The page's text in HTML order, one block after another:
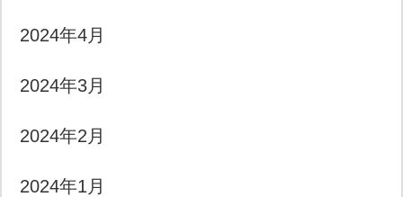
2024年4月
2024年3月
2024年2月
2024年1月